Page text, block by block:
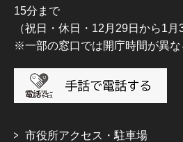
15分まで
（祝日・休日・12月29日から1月
※一部の窓口では開庁時間が異
市役所アクセス・駐車場